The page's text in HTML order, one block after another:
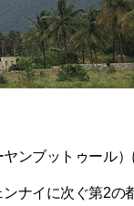
ンブットゥール
ナイに次ぐ第2の